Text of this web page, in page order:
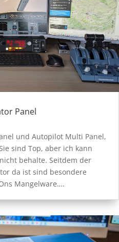
Panel
und Autopilot Multi Panel,
sind Top, aber ich kann
behalte. Seitdem der
da ist sind besondere
Mangelware….